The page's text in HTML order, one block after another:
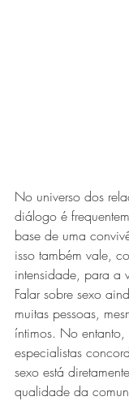
No universo dos
diálogo é
base de uma
isso também vale,
intensidade, para a
Falar sobre sexo
muitas pessoas,
íntimos. No entanto,
especialistas
sexo está
qualidade da